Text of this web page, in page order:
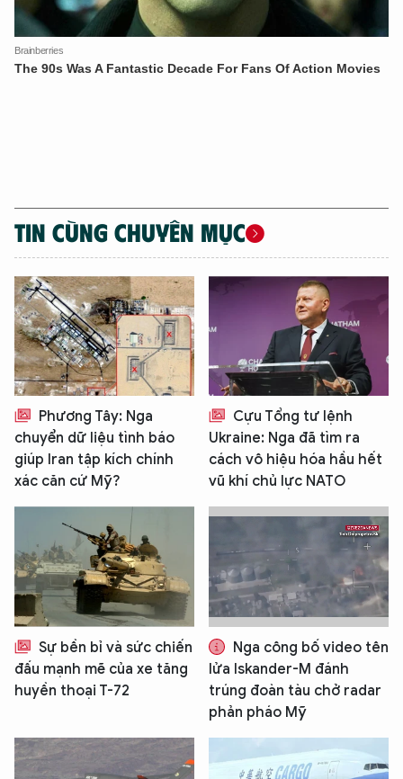
TIN CÙNG CHUYÊN MỤC
Phương Tây: Nga
chuyển dữ liệu tình báo
giúp Iran tập kích chính
xác căn cứ Mỹ?
Cựu Tổng tư lệnh
Ukraine: Nga đã tìm ra
cách vô hiệu hóa hầu hết
vũ khí chủ lực NATO
Sự bền bỉ và sức chiến
đấu mạnh mẽ của xe tăng
huyền thoại T-72
Nga công bố video tên
lửa Iskander-M đánh
trúng đoàn tàu chở radar
phản pháo Mỹ
Hãy hỏi tôi bất kỳ điều gì bạn cần biết về